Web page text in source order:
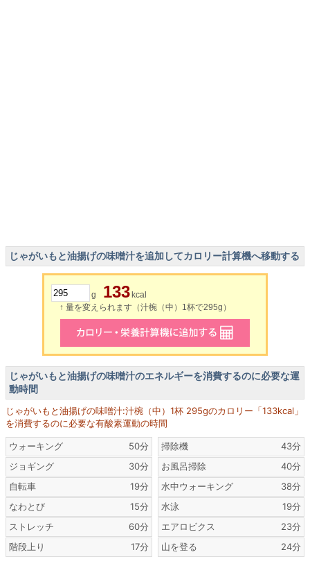
じゃがいもと油揚げの味噌汁を追加してカロリー計算機へ移動する
g 133 kcal
↑ 量を変えられます（汁椀（中）1杯で295g）
じゃがいもと油揚げの味噌汁のエネルギーを消費するのに必要な運
動時間
じゃがいもと油揚げの味噌汁:汁椀（中）1杯 295gのカロリー「133kcal」
を消費するのに必要な有酸素運動の時間
ウォーキング
50分
ジョギング
30分
自転車
19分
なわとび
15分
ストレッチ
60分
階段上り
17分
掃除機
43分
お風呂掃除
40分
水中ウォーキング
38分
水泳
19分
エアロビクス
23分
山を登る
24分